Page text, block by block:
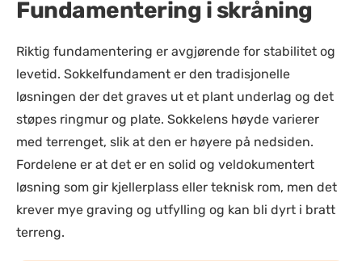
Fundamentering i skråning
Riktig fundamentering er avgjørende for stabilitet og
levetid. Sokkelfundament er den tradisjonelle
løsningen der det graves ut et plant underlag og det
støpes ringmur og plate. Sokkelens høyde varierer
med terrenget, slik at den er høyere på nedsiden.
Fordelene er at det er en solid og veldokumentert
løsning som gir kjellerplass eller teknisk rom, men det
krever mye graving og utfylling og kan bli dyrt i bratt
terreng.